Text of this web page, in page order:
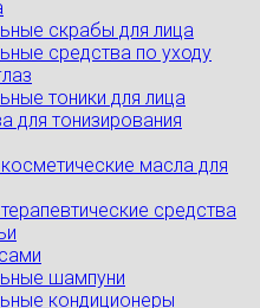
скрабы для лица
средства по уходу
тоники для лица
для тонизирования
масла для
средства
шампуни
кондиционеры